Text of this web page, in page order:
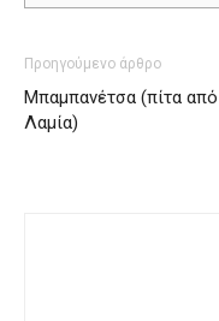
Προηγούμενο άρθρο
Μπαμπανέτσα (πίτα
Λαμία)